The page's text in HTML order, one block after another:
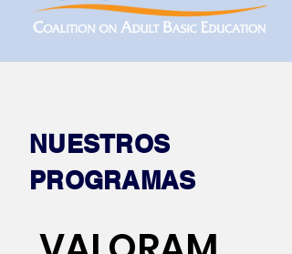
NUESTROS
PROGRAMAS